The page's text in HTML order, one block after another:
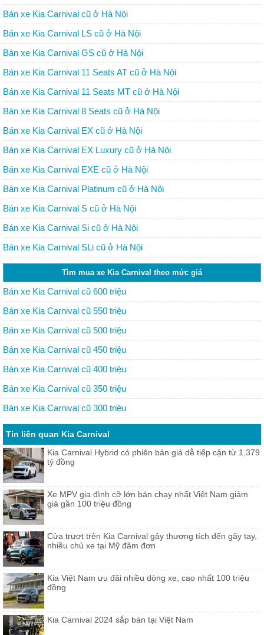
Bán xe Kia Carnival cũ ở Hà Nội
Bán xe Kia Carnival LS cũ ở Hà Nội
Bán xe Kia Carnival GS cũ ở Hà Nội
Bán xe Kia Carnival 11 Seats AT cũ ở Hà Nội
Bán xe Kia Carnival 11 Seats MT cũ ở Hà Nội
Bán xe Kia Carnival 8 Seats cũ ở Hà Nội
Bán xe Kia Carnival EX cũ ở Hà Nội
Bán xe Kia Carnival EX Luxury cũ ở Hà Nội
Bán xe Kia Carnival EXE cũ ở Hà Nội
Bán xe Kia Carnival Platinum cũ ở Hà Nội
Bán xe Kia Carnival S cũ ở Hà Nội
Bán xe Kia Carnival Si cũ ở Hà Nội
Bán xe Kia Carnival SLi cũ ở Hà Nội
Tìm mua xe Kia Carnival theo mức giá
Bán xe Kia Carnival cũ 600 triệu
Bán xe Kia Carnival cũ 550 triệu
Bán xe Kia Carnival cũ 500 triệu
Bán xe Kia Carnival cũ 450 triệu
Bán xe Kia Carnival cũ 400 triệu
Bán xe Kia Carnival cũ 350 triệu
Bán xe Kia Carnival cũ 300 triệu
Tin liên quan Kia Carnival
Kia Carnival Hybrid có phiên bản giá dễ tiếp cận từ 1,379
tỷ đồng
Xe MPV gia đình cỡ lớn bán chạy nhất Việt Nam giảm
giá gần 100 triệu đồng
Cửa trượt trên Kia Carnival gây thương tích đến gãy tay,
nhiều chủ xe tại Mỹ đâm đơn
Kia Việt Nam ưu đãi nhiều dòng xe, cao nhất 100 triệu
đồng
Kia Carnival 2024 sắp bán tại Việt Nam